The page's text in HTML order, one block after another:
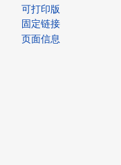
可打印版
固定链接
页面信息